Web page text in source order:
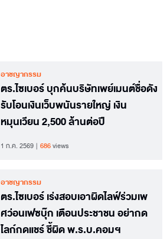
อาชญากรรม
ตร.ไซเบอร์ บุกค้นบริษัทเพย์เมนต์ชื่อดัง
รับโอนเงินเว็บพนันรายใหญ่ เงิน
หมุนเวียน 2,500 ล้านต่อปี
1 ก.ค. 2569 686views
อาชญากรรม
ตร.ไซเบอร์ เร่งสอบเอาผิดไลฟ์ร่วมเพ
ศว่อนเฟซบุ๊ก เตือนประชาชน อย่ากด
ไลก์กดแชร์ ชี้ผิด พ.ร.บ.คอมฯ